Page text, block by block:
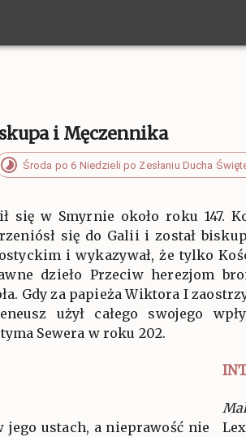
i Męczennika
Środa po 6 Niedzieli po Zesłaniu Ducha
się w Smyrnie około roku 147.
się do Galii i został
i wykazywał, że tylko
dzieło Przeciw herezjom
Gdy za papieża Wiktora I
użył całego swojego
Sewera w roku 202.
jego ustach, a nieprawość nie